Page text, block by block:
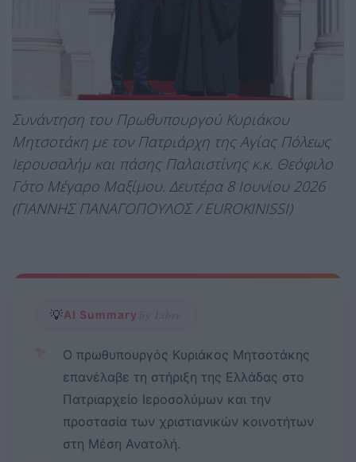
Συνάντηση του Πρωθυπουργού Κυριάκου
Μητσοτάκη με τον Πατριάρχη της Αγίας Πόλεως
Ιερουσαλήμ και πάσης Παλαιστίνης κ.κ. Θεόφιλο
Γ΄στο Μέγαρο Μαξίμου. Δευτέρα 8 Ιουνίου 2026
(ΓΙΑΝΝΗΣ ΠΑΝΑΓΟΠΟΥΛΟΣ / EUROKINISSI)
💡AI Summary by Libre
✨
Ο πρωθυπουργός Κυριάκος Μητσοτάκης
επανέλαβε τη στήριξη της Ελλάδας στο
Πατριαρχείο Ιεροσολύμων και την
προστασία των χριστιανικών κοινοτήτων
στη Μέση Ανατολή.